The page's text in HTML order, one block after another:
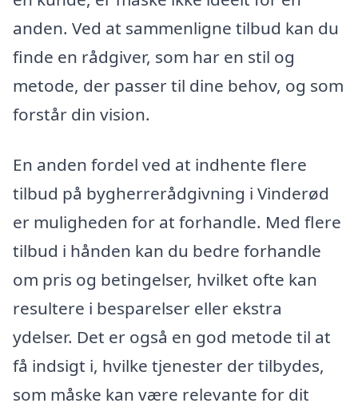
anden. Ved at sammenligne tilbud kan du
finde en rådgiver, som har en stil og
metode, der passer til dine behov, og som
forstår din vision.
En anden fordel ved at indhente flere
tilbud på bygherrerådgivning i Vinderød
er muligheden for at forhandle. Med flere
tilbud i hånden kan du bedre forhandle
om pris og betingelser, hvilket ofte kan
resultere i besparelser eller ekstra
ydelser. Det er også en god metode til at
få indsigt i, hvilke tjenester der tilbydes,
som måske kan være relevante for dit